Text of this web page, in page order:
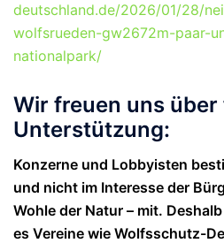
deutschland.de/2026/01/28/
wolfsrueden-gw2672m-paar-
nationalpark/
Wir freuen uns
Unterstützung:
Konzerne und Lobbyisten
und nicht im Interesse der
Wohle der Natur – mit.
es Vereine wie Wolfsschutz-